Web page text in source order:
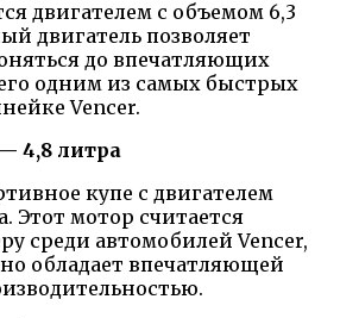
двигателем с объемом 6,3
двигатель позволяет
до впечатляющих
одним из самых быстрых
Vencer.
4,8 литра
купе с двигателем
Этот мотор считается
среди автомобилей Vencer,
обладает впечатляющей